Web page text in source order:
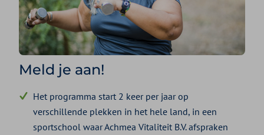
Meld je aan!
Het programma start 2 keer per jaar op
verschillende plekken in het hele land, in een
sportschool waar Achmea Vitaliteit B.V. afspraken